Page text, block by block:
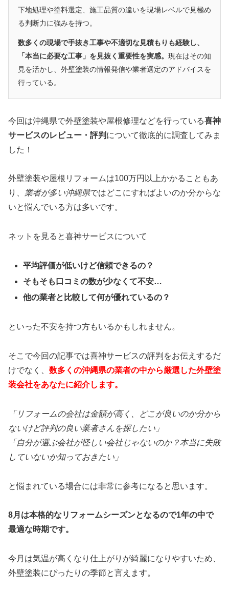
下地処理や塗料選定、施工品質の違いを現場レベルで見極め
る判断力に強みを持つ。
数多くの現場で手抜き工事や不適切な見積もりも経験し、
「本当に必要な工事」を見抜く重要性を実感。 現在はその知
見を活かし、外壁塗装の情報発信や業者選定のアドバイスを
行っている。
今回は沖縄県で外壁塗装や屋根修理などを行っている喜神
サービスのレビュー・評判 について徹底的に調査してみま
した！
外壁塗装や屋根リフォームは100万円以上かかることもあ
り、 業者が多い沖縄県ではどこにすればよいのか分からな
いと悩んでいる方は多いです。
ネットを見ると喜神サービスについて
平均評価が低いけど信頼できるの？
そもそも口コミの数が少なくて不安…
他の業者と比較して何が優れているの？
といった不安を持つ方もいるかもしれません。
そこで今回の記事では喜神サービスの評判をお伝えするだ
けでなく、 数多くの沖縄県の業者の中から厳選した外壁塗
装会社をあなたに紹介します。
「リフォームの会社は金額が高く、どこが良いのか分から
ないけど評判の良い業者さんを探したい」
「自分が選ぶ会社が怪しい会社じゃないのか？本当に失敗
していないか知っておきたい 」
と悩まれている場合には非常に参考になると思います。
8月は本格的なリフォームシーズンとなるので1年の中で
最適な時期です。
今月は気温が高くなり仕上がりが綺麗になりやすいため、
外壁塗装にぴったりの季節と言えます。